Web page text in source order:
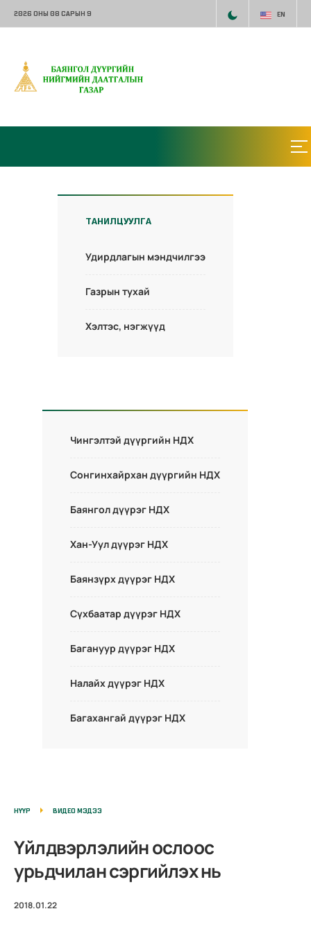
2026 ОНЫ 08 САРЫН 9 EN
ТАНИЛЦУУЛГА
Удирдлагын мэндчилгээ
Газрын тухай
Хэлтэс, нэгжүүд
Чингэлтэй дүүргийн НДХ
Сонгинхайрхан дүүргийн НДХ
Баянгол дүүрэг НДХ
Хан-Уул дүүрэг НДХ
Баянзүрх дүүрэг НДХ
Сүхбаатар дүүрэг НДХ
Багануур дүүрэг НДХ
Налайх дүүрэг НДХ
Багахангай дүүрэг НДХ
НҮҮР ВИДЕО МЭДЭЭ
Үйлдвэрлэлийн ослоос
урьдчилан сэргийлэх нь
2018.01.22